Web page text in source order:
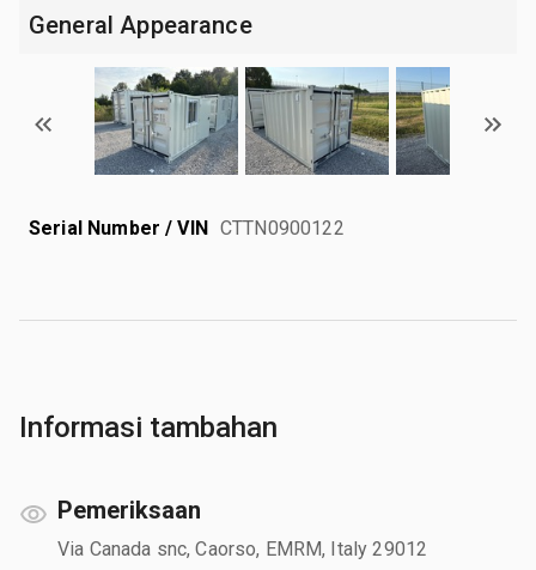
General Appearance
Serial Number / VIN CTTN0900122
Informasi tambahan
Pemeriksaan
Via Canada snc, Caorso, EMRM, Italy 29012